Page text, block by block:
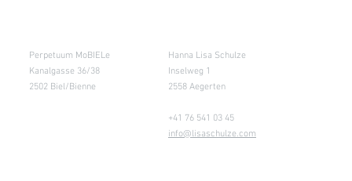
Perpetuum MoBIELe
Kanalgasse 36/38
2502 Biel/Bienne
Hanna Lisa Schulze
Inselweg 1
2558 Aegerten
+41 76 541 03 45
info@lisaschulze.com